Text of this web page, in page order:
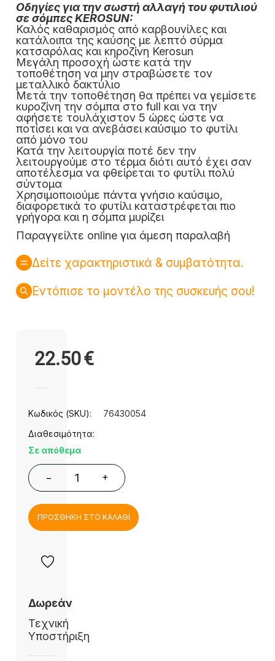
Οδηγίες για την σωστή αλλαγή του φυτιλιού
σε σόμπες KEROSUN:
Καλός καθαρισμός από καρβουνίλες και
κατάλοιπα της καύσης με λεπτό σύρμα
κατσαρόλας και κηροζίνη Kerosun
Μεγάλη προσοχή ώστε κατά την
τοποθέτηση να μην στραβώσετε τον
μεταλλικό δακτύλιο
Μετά την τοποθέτηση θα πρέπει να γεμίσετε
κυροζίνη την σόμπα στο full και να την
αφήσετε τουλάχιστον 5 ώρες ώστε να
ποτίσει και να ανεβάσει καύσιμο το φυτίλι
από μόνο του
Κατά την λειτουργία ποτέ δεν την
λειτουργούμε στο τέρμα διότι αυτό έχει σαν
αποτέλεσμα να φθείρεται το φυτίλι πολύ
σύντομα
Χρησιμοποιούμε πάντα γνήσιο καύσιμο,
διαφορετικά το φυτίλι καταστρέφεται πιο
γρήγορα και η σόμπα μυρίζει
Παραγγείλτε online για άμεση παραλαβή
Δείτε χαρακτηριστικά & συμβατότητα.
Εντόπισε το μοντέλο της συσκευής σου!
22.50€
Κωδικός (SKU):
76430054
Διαθεσιμότητα:
Σε απόθεμα
− +
ΠΡΟΣΘΗΚΗ ΣΤΟ ΚΑΛΑΘΙ
Δωρεάν
Τεχνική
Υποστήριξη